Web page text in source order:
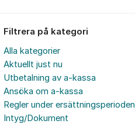
Filtrera på kategori
Alla kategorier
Aktuellt just nu
Utbetalning av a-kassa
Ansöka om a-kassa
Regler under ersättningsperioden
Intyg/Dokument